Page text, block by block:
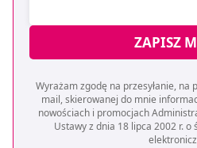
ZAPISZ
Wyrażam zgodę na przesyłanie, na
mail, skierowanej do mnie
nowościach i promocjach
Ustawy z dnia 18 lipca 2002 r. o